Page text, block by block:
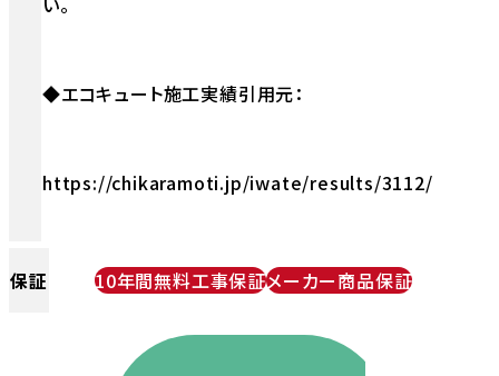
◆エコキュート施工実績引用元：
https://chikaramoti.jp/iwate/results/3112/
保証 10年間無料工事保証メーカー商品保証